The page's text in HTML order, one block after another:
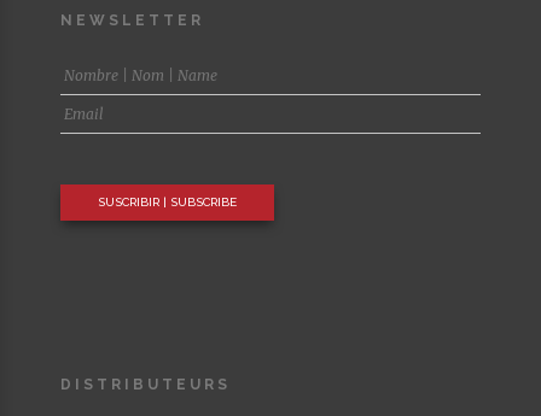
NEWSLETTER
DISTRIBUTEURS